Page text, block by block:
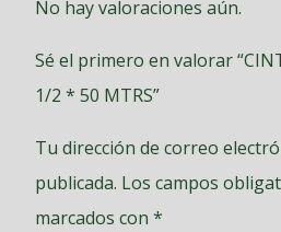
No hay valoraciones aún.
Sé el primero en valorar
1/2 * 50 MTRS”
Tu dirección de correo
publicada. Los campos
marcados con *